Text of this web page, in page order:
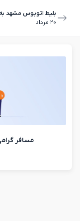
بلیط اتوبوس مشهد
٢٠ مرداد
مسافر